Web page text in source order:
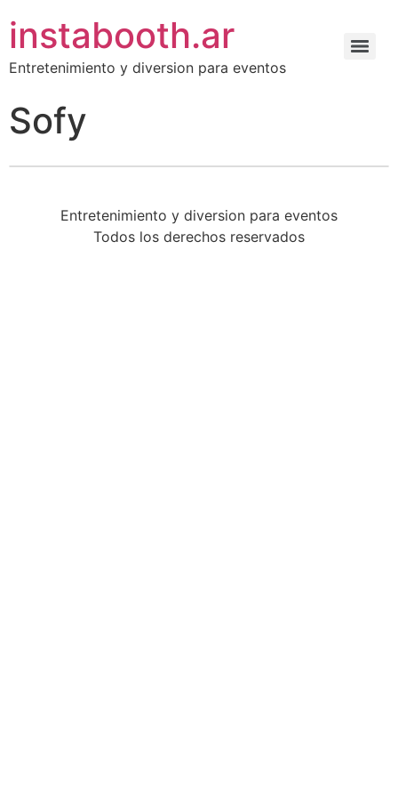
instabooth.ar
Entretenimiento y diversion para eventos
Sofy
Entretenimiento y diversion para eventos
Todos los derechos reservados